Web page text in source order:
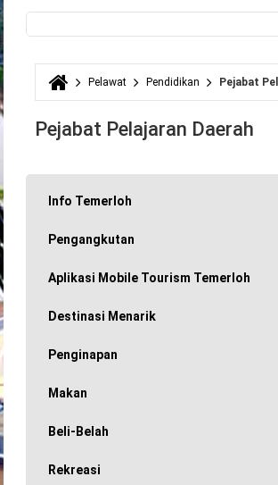
Borang carian
Anda di sini
Pelawat Pendidikan Pejabat
Pejabat Pelajaran Daerah
Info Temerloh
Pengangkutan
Aplikasi Mobile Tourism Temerloh
Destinasi Menarik
Penginapan
Makan
Beli-Belah
Rekreasi